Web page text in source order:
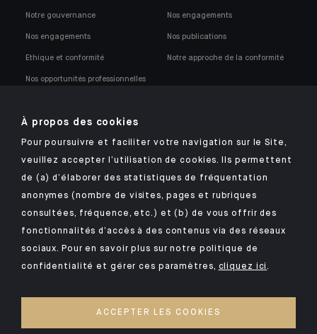
Notre gouvernance
Nos engagements
Ethique et conformité
Nos opportunités professionnelles
Nos engagements
Nos publications
Notre approche de la conformité
Retrouvez notre application mobile Indosuez
MENTIONS LÉGALES
SÉCURITÉ
DONNÉES PERSONNELLES
À propos des cookies
Pour poursuivre et faciliter votre navigation sur le Site,
veuillez accepter l’utilisation de cookies. Ils permettent
de (a) d’élaborer des statistiques de fréquentation
anonymes (nombre de visites, pages et rubriques
consultées, fréquence, etc.) et (b) de vous offrir des
fonctionnalités d’accès à des contenus via des réseaux
sociaux. Pour en savoir plus sur notre politique de
confidentialité et gérer ces paramètres, cliquez ici.
ACCEPTER LES COOKIES